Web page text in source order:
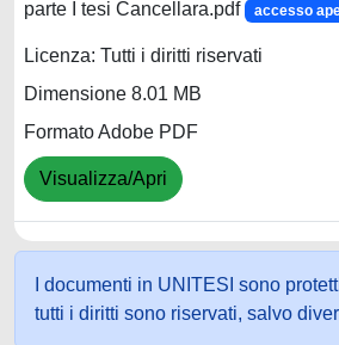
parte I tesi Cancellara.pdf accesso
Licenza: Tutti i diritti riservati
Dimensione 8.01 MB
Formato Adobe PDF
Visualizza/Apri
I documenti in UNITESI sono
tutti i diritti sono riservati, salvo